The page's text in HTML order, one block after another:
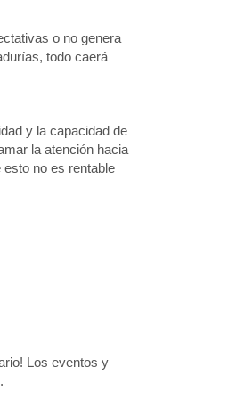
o no genera
todo caerá
y la capacidad de
la atención hacia
no es rentable
Los eventos y